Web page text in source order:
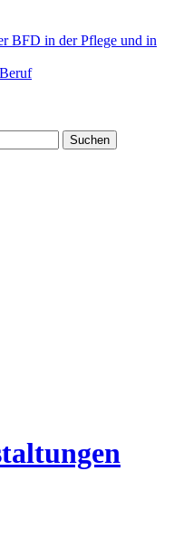
BFD in der Pflege und in
Suchen